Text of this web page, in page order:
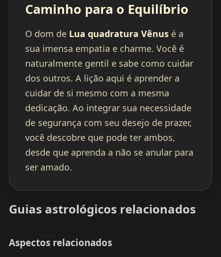
Caminho para o Equilíbrio
O dom de Lua quadratura Vênusé a
sua imensa empatia e charme. Você é
naturalmente gentil e sabe como cuidar
dos outros. A lição aqui é aprender a
cuidar de si mesmo com a mesma
dedicação. Ao integrar sua necessidade
de segurança com seu desejo de prazer,
você descobre que pode ter ambos,
desde que aprenda a não se anular para
ser amado.
Guias astrológicos relacionados
Aspectos relacionados